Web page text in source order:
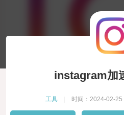
instagram加
工具 时间：2024-02-25